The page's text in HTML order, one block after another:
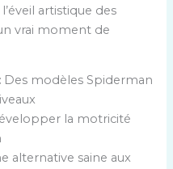
artistique des
vrai moment de
Des modèles Spiderman
la motricité
alternative saine aux